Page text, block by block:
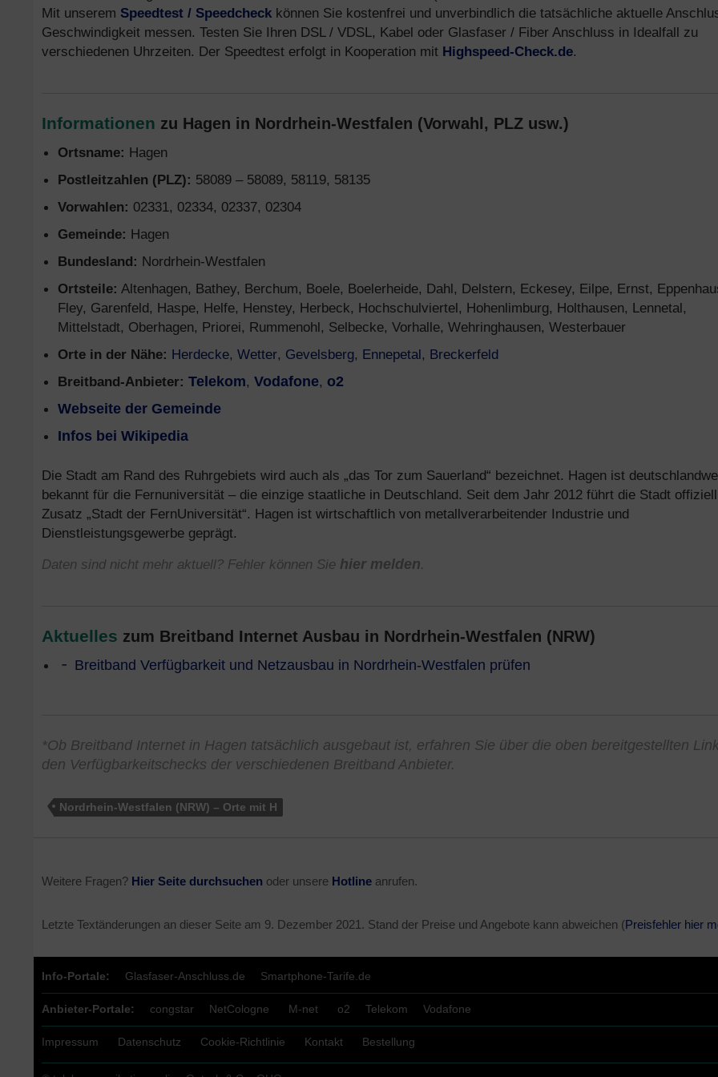
Mit unserem Speedtest / Speedcheck können Sie kostenfrei und unverbindlich die tatsächliche aktuelle
Geschwindigkeit messen. Testen Sie Ihren DSL / VDSL, Kabel oder Glasfaser / Fiber Anschluss in Idealfall zu
verschiedenen Uhrzeiten. Der Speedtest erfolgt in Kooperation mit Highspeed-Check.de.
Informationen zu Hagen in Nordrhein-Westfalen (Vorwahl, PLZ usw.)
Ortsname: Hagen
Postleitzahlen (PLZ): 58089 – 58089, 58119, 58135
Vorwahlen: 02331, 02334, 02337, 02304
Gemeinde: Hagen
Bundesland: Nordrhein-Westfalen
Ortsteile: Altenhagen, Bathey, Berchum, Boele, Boelerheide, Dahl, Delstern, Eckesey, Eilpe, Ernst,
Fley, Garenfeld, Haspe, Helfe, Henstey, Herbeck, Hochschulviertel, Hohenlimburg, Holthausen, Lennetal,
Mittelstadt, Oberhagen, Priorei, Rummenohl, Selbecke, Vorhalle, Wehringhausen, Westerbauer
Orte in der Nähe: Herdecke, Wetter, Gevelsberg, Ennepetal, Breckerfeld
Breitband-Anbieter: Telekom, Vodafone, o2
Webseite der Gemeinde
Infos bei Wikipedia
Die Stadt am Rand des Ruhrgebiets wird auch als „das Tor zum Sauerland“ bezeichnet. Hagen ist
bekannt für die Fernuniversität – die einzige staatliche in Deutschland. Seit dem Jahr 2012 führt die Stadt
Zusatz „Stadt der FernUniversität“. Hagen ist wirtschaftlich von metallverarbeitender Industrie und
Dienstleistungsgewerbe geprägt.
Daten sind nicht mehr aktuell? Fehler können Sie hier melden.
Aktuelles zum Breitband Internet Ausbau in Nordrhein-Westfalen (NRW)
Breitband Verfügbarkeit und Netzausbau in Nordrhein-Westfalen prüfen
*Ob Breitband Internet in Hagen tatsächlich ausgebaut ist, erfahren Sie über die oben bereitgestellten
den Verfügbarkeitschecks der verschiedenen Breitband Anbieter.
Nordrhein-Westfalen (NRW) – Orte mit H
Weitere Fragen? Hier Seite durchsuchen oder unsere Hotline anrufen.
Letzte Textänderungen an dieser Seite am 9. Dezember 2021 . Stand der Preise und Angebote kann abweichen (Preisfehler hier
Info-Portale: Glasfaser-Anschluss.de Smartphone-Tarife.de
Anbieter-Portale: congstar NetCologne M-net o2 Telekom Vodafone
Impressum Datenschutz Cookie-Richtlinie Kontakt Bestellung